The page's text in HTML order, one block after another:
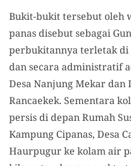
Bukit-bukit tersebut oleh
panas disebut sebagai
perbukitannya terletak di
dan secara administratif
Desa Nanjung Mekar dan
Rancaekek. Sementara
persis di depan Rumah
Kampung Cipanas, Desa
Haurpugur ke kolam air